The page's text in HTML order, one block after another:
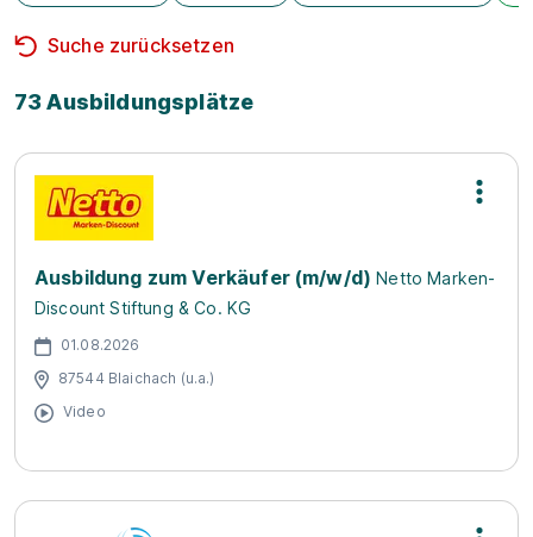
Suche zurücksetzen
73 Ausbildungsplätze
Ausbildung zum Verkäufer (m/w/d) Netto Marken-
Discount Stiftung & Co. KG
01.08.2026
87544 Blaichach (u.a.)
Video